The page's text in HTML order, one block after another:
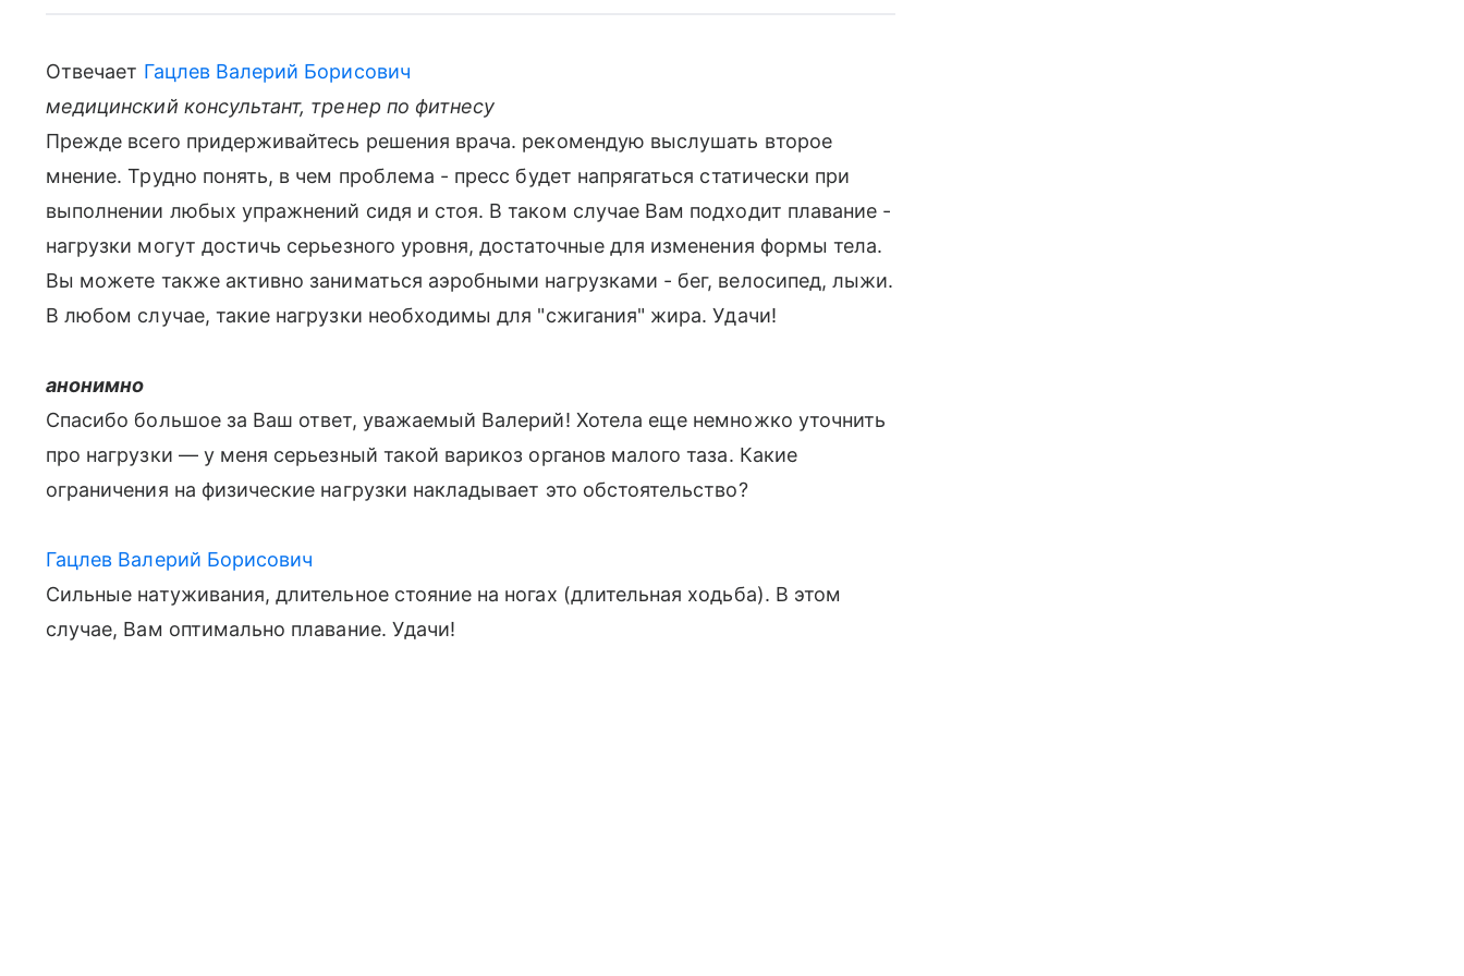
Отвечает Гацлев Валерий Борисович
медицинский консультант, тренер по фитнесу
Прежде всего придерживайтесь решения врача. рекомендую выслушать второе
мнение. Трудно понять, в чем проблема - пресс будет напрягаться статически при
выполнении любых упражнений сидя и стоя. В таком случае Вам подходит плавание -
нагрузки могут достичь серьезного уровня, достаточные для изменения формы тела.
Вы можете также активно заниматься аэробными нагрузками - бег, велосипед, лыжи.
В любом случае, такие нагрузки необходимы для "сжигания" жира. Удачи!
анонимно
Спасибо большое за Ваш ответ, уважаемый Валерий! Хотела еще немножко уточнить
про нагрузки — у меня серьезный такой варикоз органов малого таза. Какие
ограничения на физические нагрузки накладывает это обстоятельство?
Гацлев Валерий Борисович
Сильные натуживания, длительное стояние на ногах (длительная ходьба). В этом
случае, Вам оптимально плавание. Удачи!